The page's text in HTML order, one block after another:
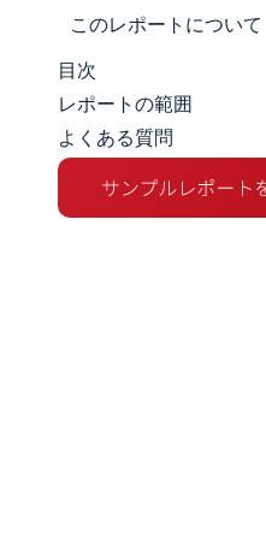
このレポートについて
マーケットスナップ
市場概要
主な市場動向
目次
レポートの範囲
よくある質問